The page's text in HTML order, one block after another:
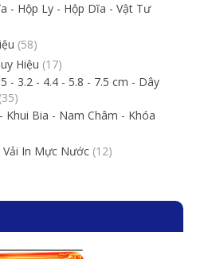
- Hộp Ly - Hộp Dĩa - Vật Tư
(58)
Hiệu (17)
- 3.2 - 4.4 - 5.8 - 7.5 cm - Dây
(35)
Khui Bia - Nam Châm - Khóa
Vải In Mực Nước (12)